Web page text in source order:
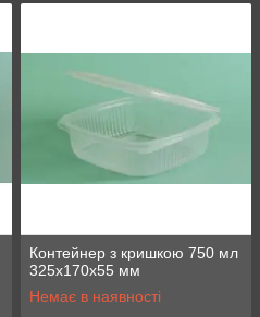
Контейнер з кришкою 750 мл
325х170х55 мм
Немає в наявності